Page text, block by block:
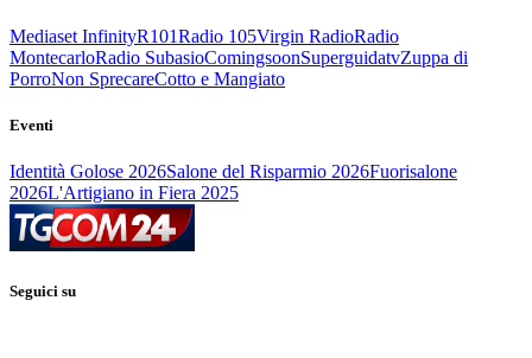
Mediaset InfinityR101Radio 105Virgin RadioRadio
MontecarloRadio SubasioComingsoonSuperguidatvZuppa di
PorroNon SprecareCotto e Mangiato
Eventi
Identità Golose 2026Salone del Risparmio 2026Fuorisalone
2026L'Artigiano in Fiera 2025
Seguici su